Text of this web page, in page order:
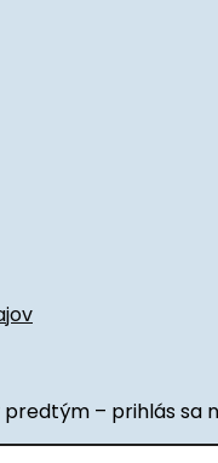
– prihlás sa